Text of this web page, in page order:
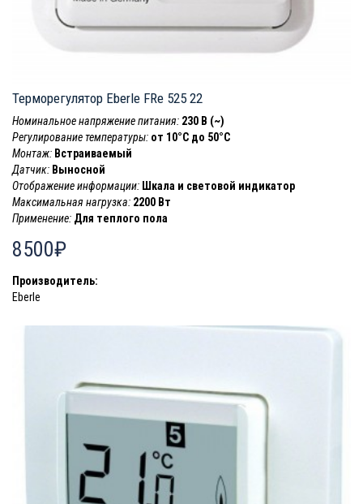
Терморегулятор Eberle FRe 525 22
Номинальное напряжение питания: 230 В (~)
Регулирование температуры: от 10°C до 50°C
Монтаж: Встраиваемый
Датчик: Выносной
Отображение информации: Шкала и световой индикатор
Максимальная нагрузка: 2200 Вт
Применение: Для теплого пола
8500₽
Производитель:
Eberle